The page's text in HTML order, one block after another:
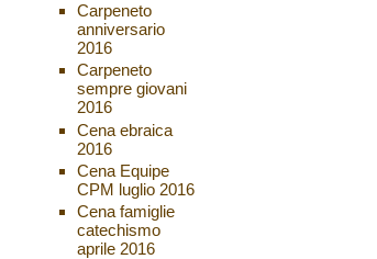
Carpeneto
anniversario
2016
Carpeneto
sempre giovani
2016
Cena ebraica
2016
Cena Equipe
CPM luglio 2016
Cena famiglie
catechismo
aprile 2016